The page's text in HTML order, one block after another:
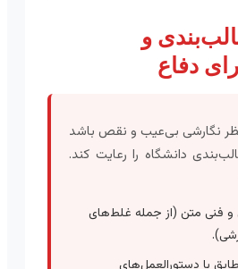
و
دفاع
نگارشی بی‌عیب و نقص باشد
دانشگاه را رعایت کند.
متن (از جمله غلط‌های